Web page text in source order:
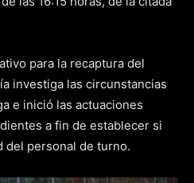
para la recaptura del
investiga las circunstancias
e inició las actuaciones
a fin de establecer si
del personal de turno.